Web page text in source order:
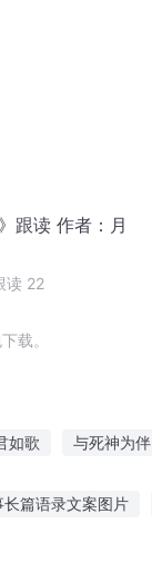
跟读 作者：月
读 22
载。
如歌 与死神为伴
长篇语录文案图片